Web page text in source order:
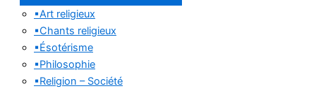
▪Art religieux
▪Chants religieux
▪Ésotérisme
▪Philosophie
▪Religion – Société